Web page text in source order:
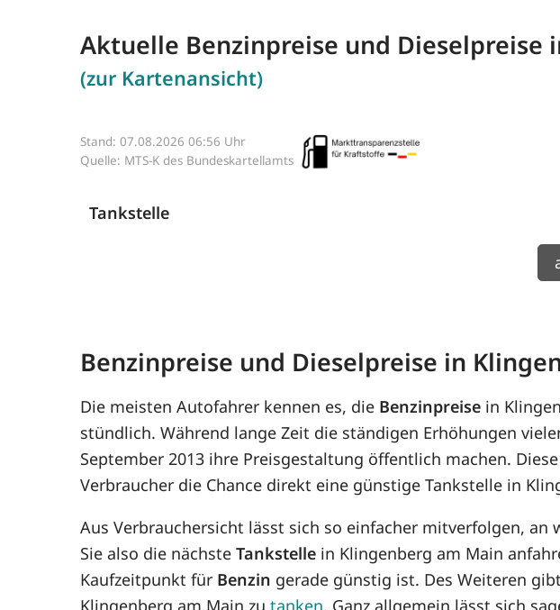
Aktuelle Benzinpreise und Dieselpreise
(zur Kartenansicht)
Stand: 07.08.2026 06:56 Uhr
Quelle: MTS-K des Bundeskartellamts
Tankstelle
Benzinpreise und Dieselpreise in
Die meisten Autofahrer kennen es, die Benzinpreise in
stündlich. Während lange Zeit die ständigen Erhöhungen
September 2013 ihre Preisgestaltung öffentlich machen.
Verbraucher die Chance direkt eine günstige Tankstelle in
Aus Verbrauchersicht lässt sich so einfacher mitverfolgen, an
Sie also die nächsteTankstelle in Klingenberg am Main
Kaufzeitpunkt für Benzin gerade günstig ist. Des Weiteren
Klingenberg am Main zutanken. Ganz allgemein lässt sich